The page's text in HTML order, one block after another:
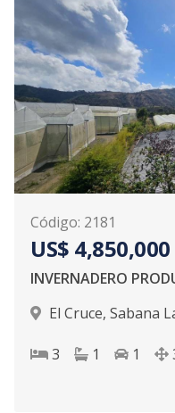
Código: 2181
US$ 4,850,000
INVERNADERO
El Cruce, Sabana
3 1 1